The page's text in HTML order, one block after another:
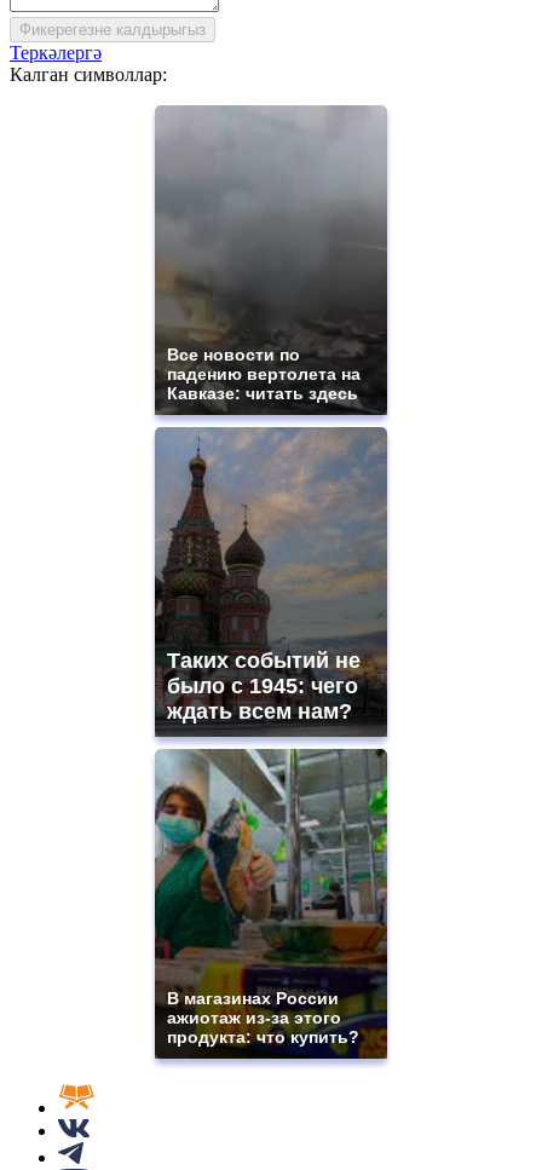
Фикерегезне калдырыгыз
Теркәлергә
Калган символлар:
Все новости по
падению вертолета на
Кавказе: читать здесь
Таких событий не
было с 1945: чего
ждать всем нам?
В магазинах России
ажиотаж из-за этого
продукта: что купить?